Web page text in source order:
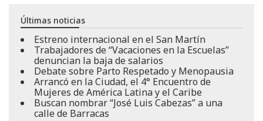
Últimas noticias
Estreno internacional en el San Martín
Trabajadores de “Vacaciones en la Escuelas”
denuncian la baja de salarios
Debate sobre Parto Respetado y Menopausia
Arrancó en la Ciudad, el 4° Encuentro de
Mujeres de América Latina y el Caribe
Buscan nombrar “José Luis Cabezas” a una
calle de Barracas